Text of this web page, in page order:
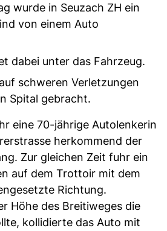
wurde in Seuzach ZH ein
von einem Auto
dabei unter das Fahrzeug.
schweren Verletzungen
Spital gebracht.
eine 70-jährige Autolenkerin
herkommend der
Zur gleichen Zeit fuhr ein
auf dem Trottoir mit dem
Richtung.
Höhe des Breitiweges die
kollidierte das Auto mit